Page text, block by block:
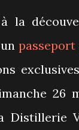
la
un
26
Distillerie